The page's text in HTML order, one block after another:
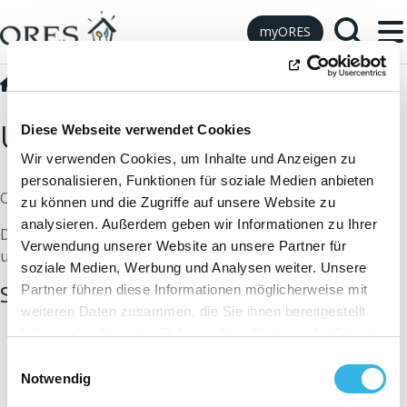
Diese Webseite verwendet Cookies
Wir verwenden Cookies, um Inhalte und Anzeigen zu
personalisieren, Funktionen für soziale Medien anbieten
zu können und die Zugriffe auf unsere Website zu
analysieren. Außerdem geben wir Informationen zu Ihrer
Verwendung unserer Website an unsere Partner für
soziale Medien, Werbung und Analysen weiter. Unsere
Partner führen diese Informationen möglicherweise mit
weiteren Daten zusammen, die Sie ihnen bereitgestellt
haben oder die sie im Rahmen Ihrer Nutzung der Dienste
Cookies, wenn Sie unsere Webseite weiterhin nutzen.
Notwendig
Skip to Content
myORES
Unternehmensführung
ORES wird zu 99,72% von ORES Assets Gen.mbH gehalten.
Die Anteilseigner von ORES Assets sind die 200 Gemeinden
und die reinen Finanzierungsinterkommunalen.
Sie möchten mehr erfahren?
Jahresbericht
Strategischer Plan (fr)